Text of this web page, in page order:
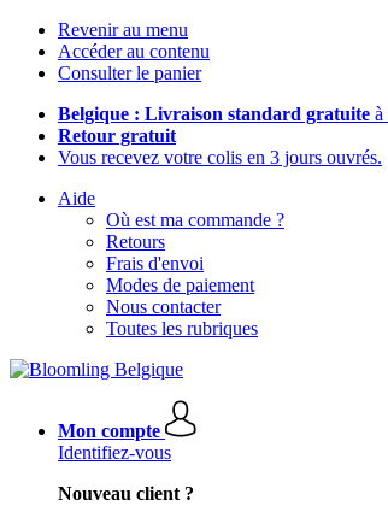
Revenir au menu
Accéder au contenu
Consulter le panier
Belgique : Livraison standard gratuite à
Retour gratuit
Vous recevez votre colis en 3 jours ouvrés.
Aide
Où est ma commande ?
Retours
Frais d'envoi
Modes de paiement
Nous contacter
Toutes les rubriques
Mon compte
Identifiez-vous
Nouveau client ?